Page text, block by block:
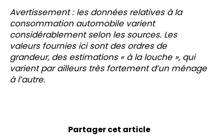
Avertissement : les données relatives à la
consommation automobile varient
considérablement selon les sources. Les
valeurs fournies ici sont des ordres de
grandeur, des estimations « à la louche », qui
varient par ailleurs très fortement d’un ménage
à l’autre.
Partager cet article